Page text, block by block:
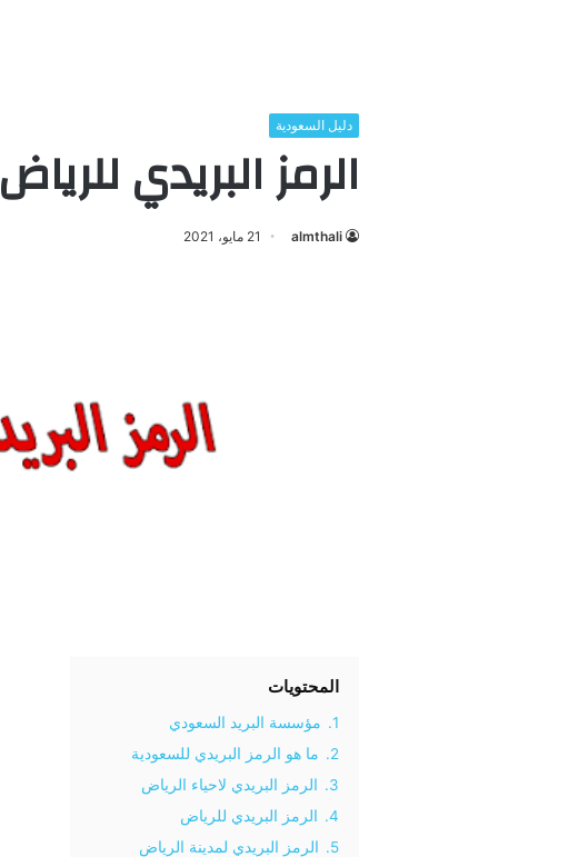
دليل السعودية
الرمز البريدي للرياض
almthali 21 مايو، 2021
المحتويات
1.
مؤسسة البريد السعودي
2.
ما هو الرمز البريدي للسعودية
3.
الرمز البريدي لاحياء الرياض
4.
الرمز البريدي للرياض
5.
الرمز البريدي لمدينة الرياض